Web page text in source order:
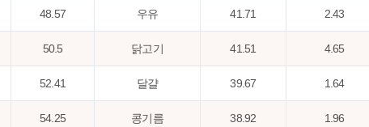
48.57 우유 41.71 2.43
50.5 닭고기 41.51 4.65
52.41 달걀 39.67 1.64
54.25 콩기름 38.92 1.96